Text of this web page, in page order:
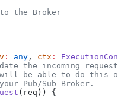
the Broker
: any , ctx :
the incoming
be able to do this
Pub/Sub Broker.
(req)) {